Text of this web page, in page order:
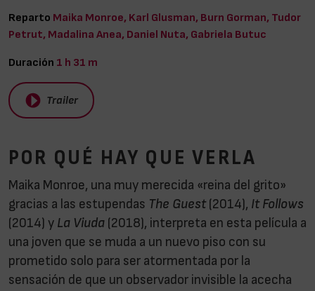
Reparto Maika Monroe, Karl Glusman, Burn Gorman, Tudor
Petrut, Madalina Anea, Daniel Nuta, Gabriela Butuc
Duración 1 h 31 m
Trailer
POR QUÉ HAY QUE VERLA
Maika Monroe, una muy merecida «reina del grito»
gracias a las estupendas The Guest(2014), It Follows
(2014) y La Viuda (2018), interpreta en esta película a
una joven que se muda a un nuevo piso con su
prometido solo para ser atormentada por la
sensación de que un observador invisible la acecha